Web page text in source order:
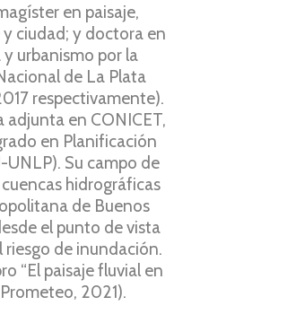
en paisaje,
ciudad; y doctora en
urbanismo por la
de La Plata
respectivamente).
adjunta en CONICET,
en Planificación
UNLP). Su campo de
hidrográficas
de Buenos
el punto de vista
riesgo de inundación.
“El paisaje fluvial en
2021).